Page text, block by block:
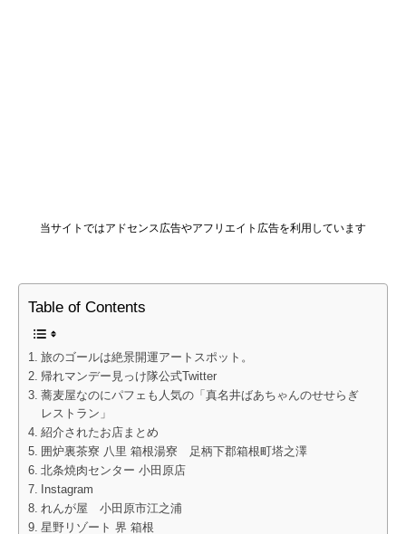
当サイトではアドセンス広告やアフリエイト広告を利用しています
Table of Contents
旅のゴールは絶景開運アートスポット。
帰れマンデー見っけ隊公式Twitter
蕎麦屋なのにパフェも人気の「真名井ばあちゃんのせせらぎ
レストラン」
紹介されたお店まとめ
囲炉裏茶寮 八里 箱根湯寮 足柄下郡箱根町塔之澤
北条焼肉センター 小田原店
Instagram
れんが屋 小田原市江之浦
星野リゾート 界 箱根